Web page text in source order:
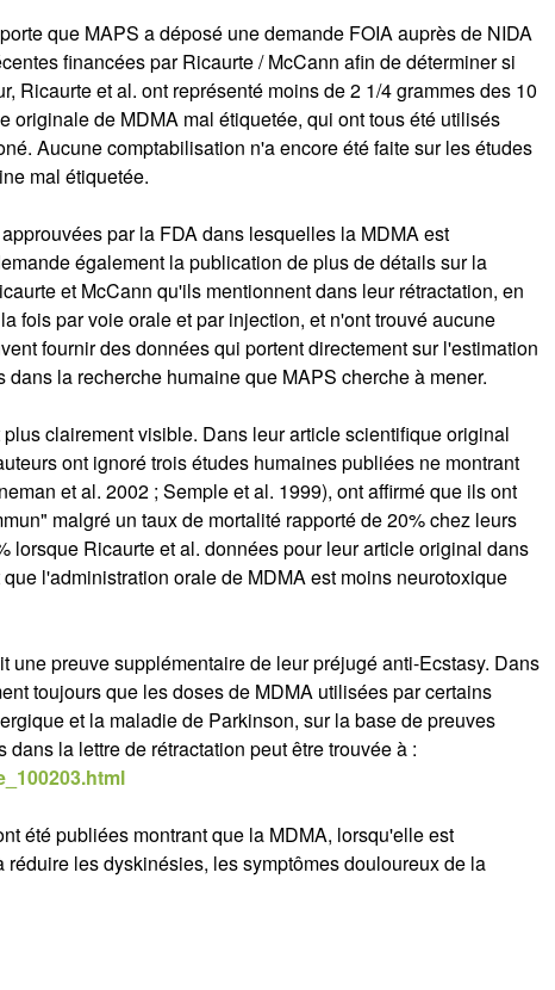
que MAPS a déposé une demande FOIA auprès de NIDA
financées par Ricaurte / McCann afin de déterminer si
Ricaurte et al. ont représenté moins de 2 1/4 grammes des 10
de MDMA mal étiquetée, qui ont tous été utilisés
Aucune comptabilisation n'a encore été faite sur les études
mal étiquetée.
par la FDA dans lesquelles la MDMA est
également la publication de plus de détails sur la
et McCann qu'ils mentionnent dans leur rétractation, en
fois par voie orale et par injection, et n'ont trouvé aucune
fournir des données qui portent directement sur l'estimation
la recherche humaine que MAPS cherche à mener.
clairement visible. Dans leur article scientifique original
ont ignoré trois études humaines publiées ne montrant
et al. 2002 ; Semple et al. 1999), ont affirmé que ils ont
malgré un taux de mortalité rapporté de 20% chez leurs
lorsque Ricaurte et al. données pour leur article original dans
l'administration orale de MDMA est moins neurotoxique
une preuve supplémentaire de leur préjugé anti-Ecstasy. Dans
toujours que les doses de MDMA utilisées par certains
et la maladie de Parkinson, sur la base de preuves
la lettre de rétractation peut être trouvée à :
été publiées montrant que la MDMA, lorsqu'elle est
les dyskinésies, les symptômes douloureux de la